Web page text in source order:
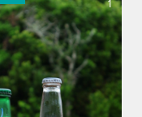
1